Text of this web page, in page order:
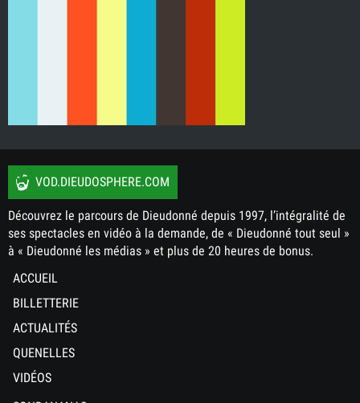
VOD.DIEUDOSPHERE.COM
Découvrez le parcours de Dieudonné depuis 1997, l’intégralité de
ses spectacles en vidéo à la demande, de « Dieudonné tout seul »
à « Dieudonné les médias » et plus de 20 heures de bonus.
ACCUEIL
BILLETTERIE
ACTUALITÉS
QUENELLES
VIDÉOS